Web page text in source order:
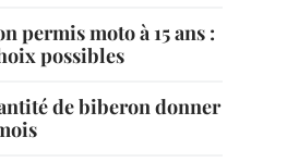
permis moto à 15 ans :
possibles
de biberon donner